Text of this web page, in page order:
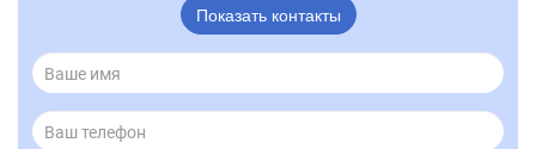
Показать контакты